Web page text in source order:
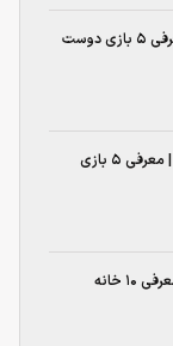
بازی های جایگزین GTA برای موبایل | معرفی ۵ بازی دوست
بهترین بازی‌ های موبایلی مشابه Far Cry | معرفی ۵ بازی
بهترین خانه در جی تی ای سن اندرس | معرفی ۱۰ خانه